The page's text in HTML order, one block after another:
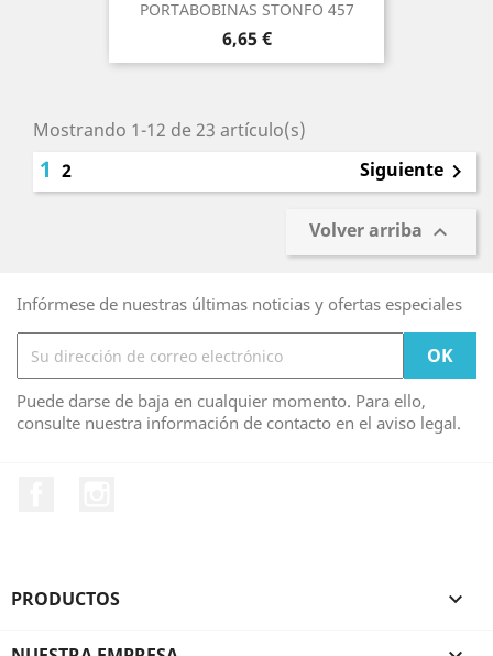
PORTABOBINAS STONFO 457
Precio
6,65 €
Mostrando 1-12 de 23 artículo(s)
1 2 Siguiente 
Volver arriba 
Infórmese de nuestras últimas noticias y ofertas especiales
Puede darse de baja en cualquier momento. Para ello,
consulte nuestra información de contacto en el aviso legal.
PRODUCTOS 